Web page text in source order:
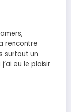
rencontre
surtout un
eu le plaisir